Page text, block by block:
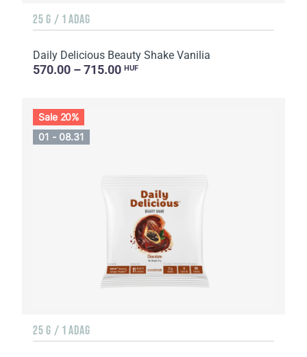
25 G / 1 ADAG
Daily Delicious Beauty Shake Vanilia
570.00 – 715.00 HUF
Sale 20%
01 - 08.31
25 G / 1 ADAG